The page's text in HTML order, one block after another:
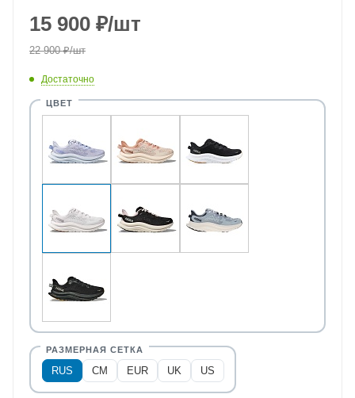
15 900 ₽/шт
22 900₽/шт
Достаточно
RUS CM EUR UK US